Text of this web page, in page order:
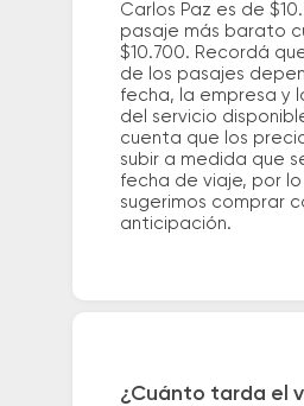
Carlos Paz es de
pasaje más barato
$10.700. Recordá
de los pasajes
fecha, la empresa y
del servicio
cuenta que los
subir a medida que
fecha de viaje, por
sugerimos comprar
anticipación.
¿Cuánto tarda el